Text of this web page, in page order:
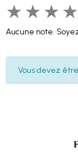
★ ★ ★ ★
Aucune note.
Vous devez